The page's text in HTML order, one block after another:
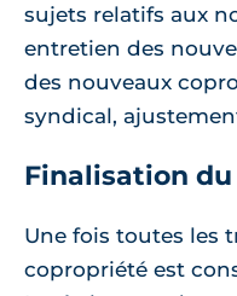
sujets relatifs aux
entretien des
des nouveaux
syndical,
Finalisation
Une fois toutes les
copropriété est